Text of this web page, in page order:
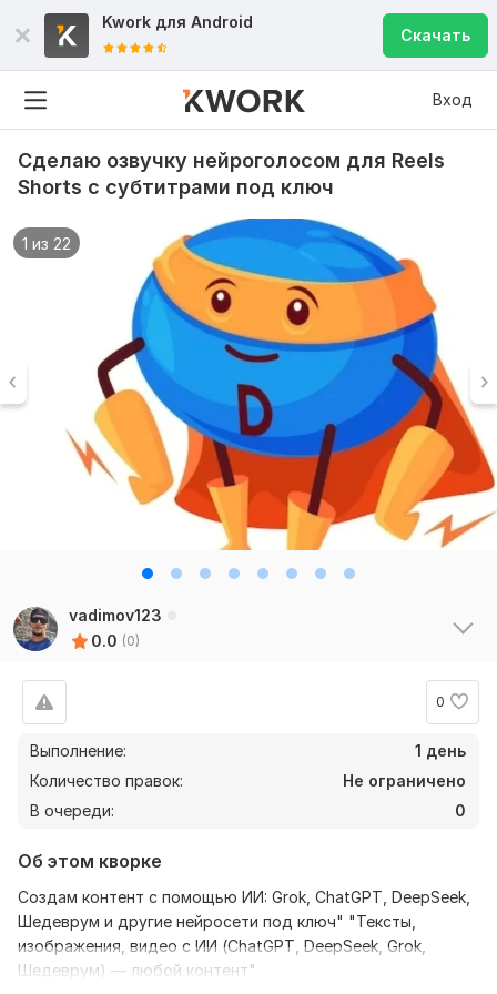
Kwork для Android
Скачать
Вход
Сделаю озвучку нейроголосом для Reels
Shorts с субтитрами под ключ
1 из 22
vadimov123
0.0 (0)
0
Выполнение:
1 день
Количество правок:
Не ограничено
В очереди:
0
Об этом кворке
Создам контент с помощью ИИ: Grok, ChatGPT, DeepSeek,
Шедеврум и другие нейросети под ключ" "Тексты,
изображения, видео с ИИ (ChatGPT, DeepSeek, Grok,
Шедеврум) — любой контент"